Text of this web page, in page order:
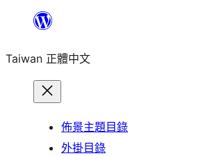
主
Taiwan 正體中文
佈景主題目錄
外掛目錄